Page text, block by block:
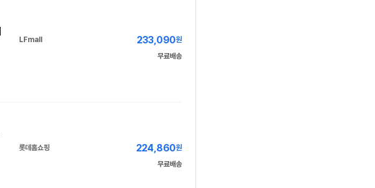
LFmall 233,090원
무료배송
롯데홈쇼핑 224,860원
무료배송